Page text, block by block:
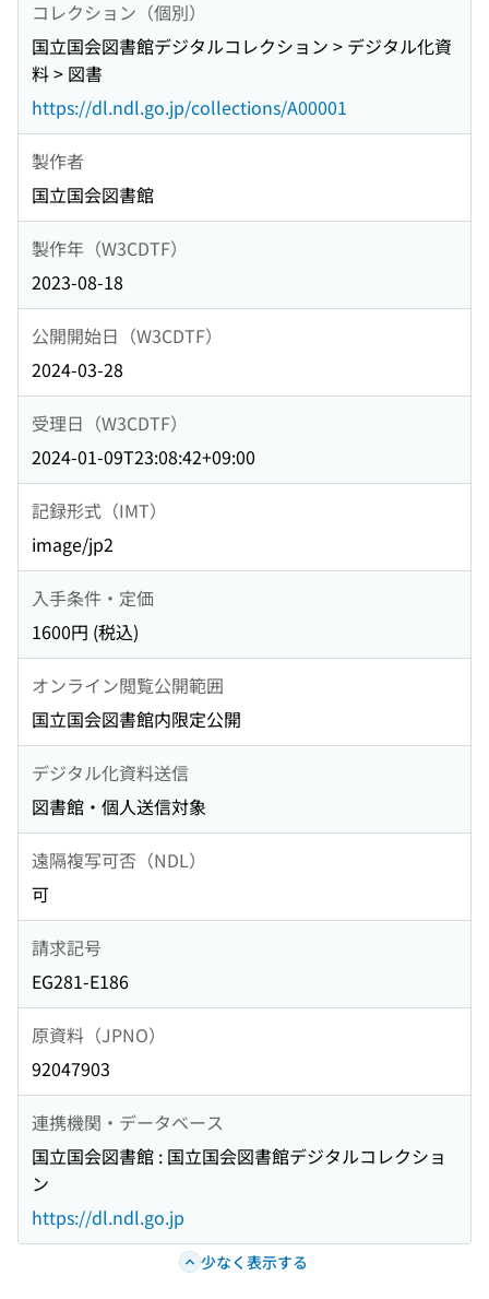
コレクション（個別）
国立国会図書館デジタルコレクション > デジタル化資
料 > 図書
https://dl.ndl.go.jp/collections/A00001
製作者
国立国会図書館
製作年（W3CDTF）
2023-08-18
公開開始日（W3CDTF）
2024-03-28
受理日（W3CDTF）
2024-01-09T23:08:42+09:00
記録形式（IMT）
image/jp2
入手条件・定価
1600円 (税込)
オンライン閲覧公開範囲
国立国会図書館内限定公開
デジタル化資料送信
図書館・個人送信対象
遠隔複写可否（NDL）
可
請求記号
EG281-E186
原資料（JPNO）
92047903
連携機関・データベース
国立国会図書館 : 国立国会図書館デジタルコレクショ
ン
https://dl.ndl.go.jp
少なく表示する